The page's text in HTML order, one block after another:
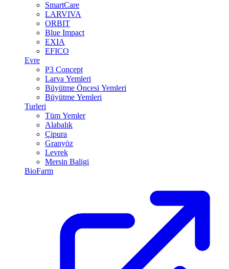
SmartCare
LARVIVA
ORBIT
Blue Impact
EXIA
EFICO
Evre
P3 Concept
Larva Yemleri
Büyütme Öncesi Yemleri
Büyütme Yemleri
Turleri
Tüm Yemler
Alabalık
Çipura
Granyöz
Levrek
Mersin Baligi
BioFarm